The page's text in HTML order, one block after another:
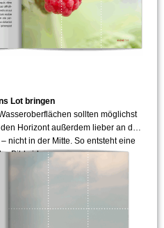
Lot bringen
sollten möglichst
Horizont außerdem lieber an der
nicht in der Mitte. So entsteht eine
Bildwirkung.